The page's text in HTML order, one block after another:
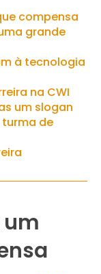
compensa
grande
à tecnologia
na CWI
um slogan
de
um